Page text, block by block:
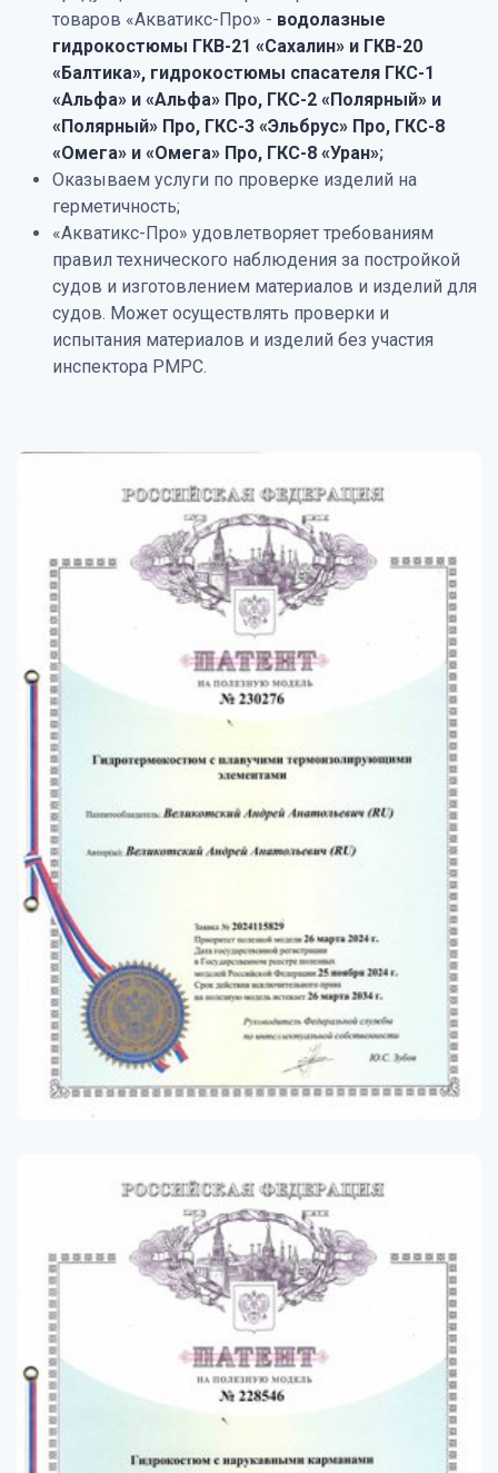
товаров «Акватикс-Про» - водолазные
гидрокостюмы ГКВ-21 «Сахалин» и ГКВ-20
«Балтика», гидрокостюмы спасателя ГКС-1
«Альфа» и «Альфа» Про, ГКС-2 «Полярный» и
«Полярный» Про, ГКС-3 «Эльбрус» Про, ГКС-8
«Омега» и «Омега» Про, ГКС-8 «Уран»;
Оказываем услуги по проверке изделий на
герметичность;
«Акватикс-Про» удовлетворяет требованиям
правил технического наблюдения за постройкой
судов и изготовлением материалов и изделий для
судов. Может осуществлять проверки и
испытания материалов и изделий без участия
инспектора РМРС.